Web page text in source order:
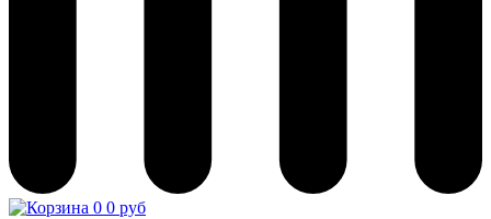
0 0 руб